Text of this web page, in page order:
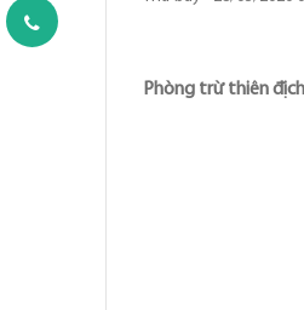
Phòng trừ thiên